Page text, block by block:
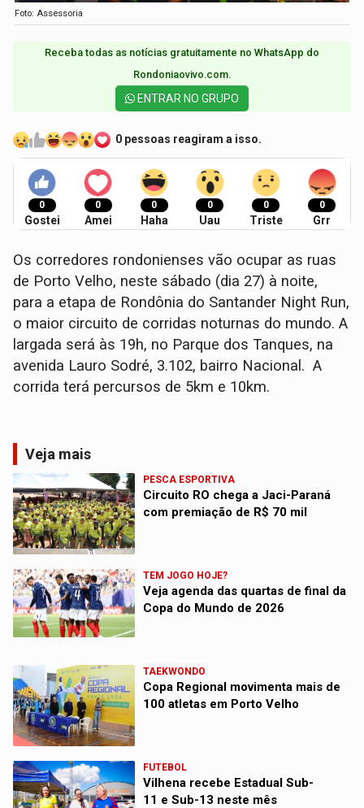
Foto: Assessoria
Receba todas as notícias gratuitamente no WhatsApp do
Rondoniaovivo.com.​
ENTRAR NO GRUPO
0 pessoas reagiram a isso.
0
Gostei
0
Amei
0
Haha
0
Uau
0
Triste
0
Grr
Os corredores rondonienses vão ocupar as ruas
de Porto Velho, neste sábado (dia 27) à noite,
para a etapa de Rondônia do Santander Night Run,
o maior circuito de corridas noturnas do mundo. A
largada será às 19h, no Parque dos Tanques, na
avenida Lauro Sodré, 3.102, bairro Nacional. A
corrida terá percursos de 5km e 10km.
Veja mais
PESCA ESPORTIVA
Circuito RO chega a Jaci-Paraná
com premiação de R$ 70 mil
TEM JOGO HOJE?
Veja agenda das quartas de final da
Copa do Mundo de 2026
TAEKWONDO
Copa Regional movimenta mais de
100 atletas em Porto Velho
FUTEBOL
Vilhena recebe Estadual Sub-
11 e Sub-13 neste mês